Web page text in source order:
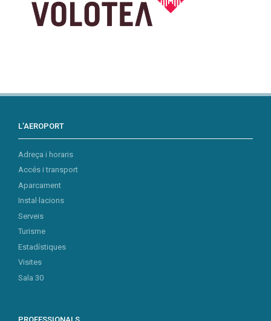
L’AEROPORT
Adreça i horaris
Accés i transport
Aparcament
Instal·lacions
Serveis
Turisme
Estadístiques
Visites
Sala 30